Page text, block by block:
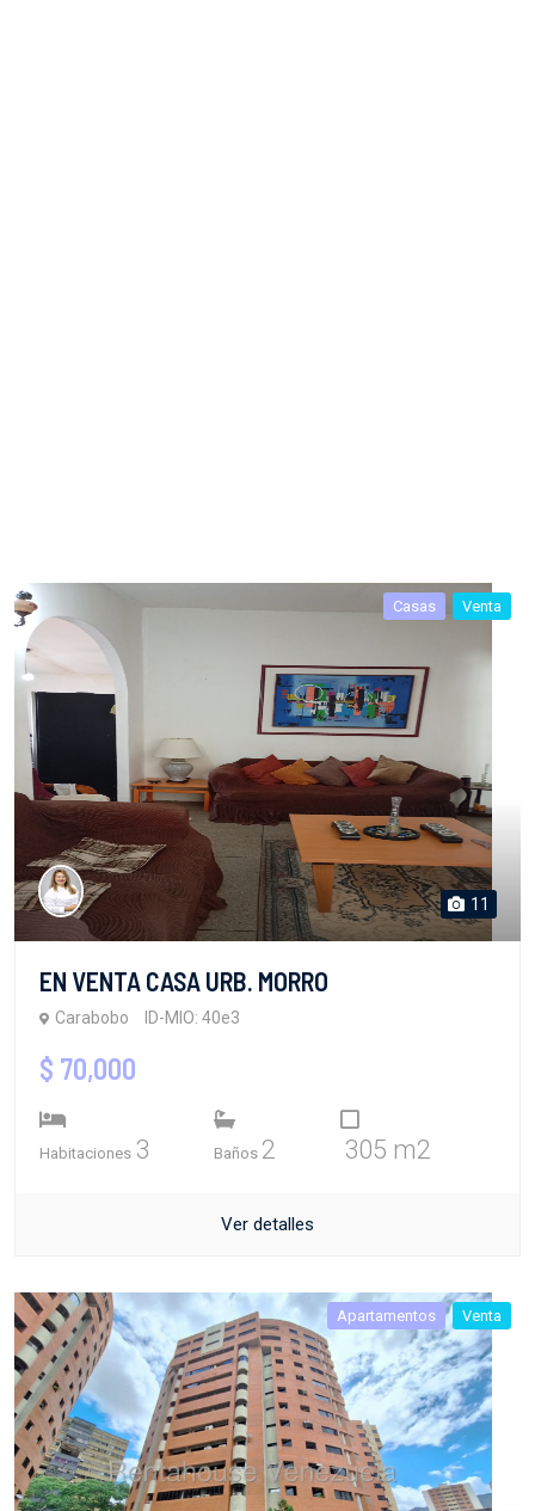
Casas Venta
11
EN VENTA CASA URB. MORRO
Carabobo ID-MIO: 40e3
$ 70,000
Habitaciones 3 Baños 2 305 m2
Ver detalles
Apartamentos Venta